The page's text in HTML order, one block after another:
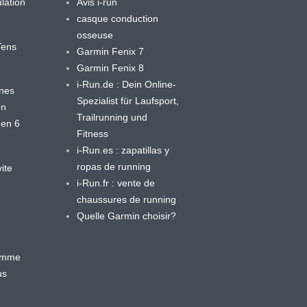
6
casque conduction
osseuse
Garmin Fenix 7
Garmin Fenix 8
i-Run.de : Dein Online-
Spezialist für Laufsport,
Trailrunning und
Fitness
i-Run.es : zapatillas y
ropas de running
i-Run.fr : vente de
chaussures de running
Quelle Garmin choisir?